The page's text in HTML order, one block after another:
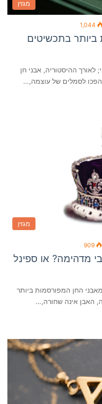
מגזין
1,044
ביותר בתכשיטים
לאורך ההיסטוריה, אבני חן
לסמלים של עוצמה,…
מגזין
909
מדהימה? או ספינל
החן המפורסמות ביותר
האבן אינה שחורה,…